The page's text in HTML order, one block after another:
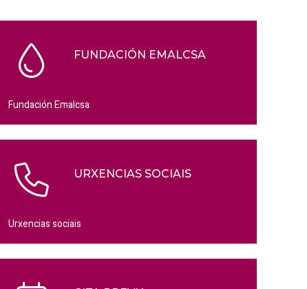
FUNDACIÓN EMALCSA
Fundación Emalcsa
URXENCIAS SOCIAIS
Urxencias sociais